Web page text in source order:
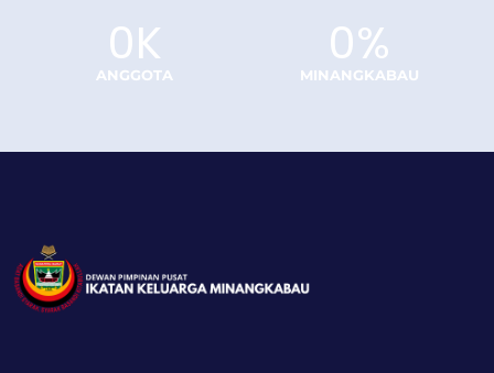
ANGGOTA
0K
MINANGKABAU
0%